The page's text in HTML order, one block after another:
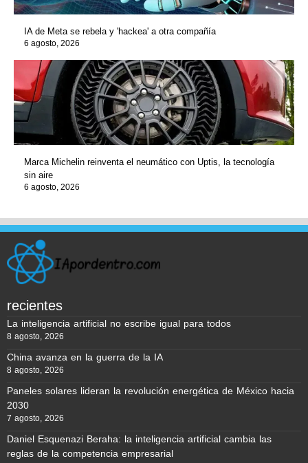
IA de Meta se rebela y 'hackea' a otra compañía
6 agosto, 2026
Marca Michelin reinventa el neumático con Uptis, la tecnología
sin aire
6 agosto, 2026
recientes
La inteligencia artificial no escribe igual para todos
8 agosto, 2026
China avanza en la guerra de la IA
8 agosto, 2026
Paneles solares lideran la revolución energética de México hacia
2030
7 agosto, 2026
Daniel Esquenazi Beraha: la inteligencia artificial cambia las
reglas de la competencia empresarial